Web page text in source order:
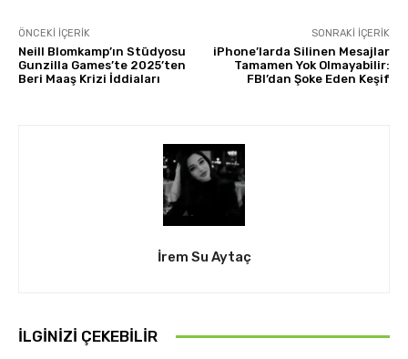
ÖNCEKI İÇERIK
Neill Blomkamp’ın Stüdyosu
Gunzilla Games’te 2025’ten
Beri Maaş Krizi İddiaları
SONRAKI İÇERIK
iPhone’larda Silinen Mesajlar
Tamamen Yok Olmayabilir:
FBI’dan Şoke Eden Keşif
İrem Su Aytaç
İLGINIZI ÇEKEBILIR